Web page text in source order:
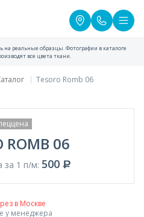
реальные образцы. Фотографии в каталоге
все цвета ткани.
Tesoro Romb 06
ROMB 06
за 1 п/м: 500
в Москве
у менеджера